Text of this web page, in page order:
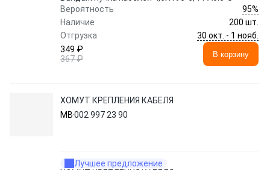
Вероятность
95%
Наличие
200 шт.
Отгрузка
30 окт. - 1 нояб.
349 ₽
367 ₽
В корзину
ХОМУТ КРЕПЛЕНИЯ КАБЕЛЯ
MB002 997 23 90
Лучшее предложение